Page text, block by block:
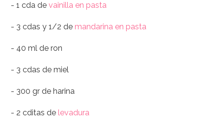
- 1 cda devainilla en pasta
- 3 cdas y 1/2 de mandarina en pasta
- 40 ml de ron
- 3 cdas de miel
- 300 gr de harina
- 2 cditas de levadura